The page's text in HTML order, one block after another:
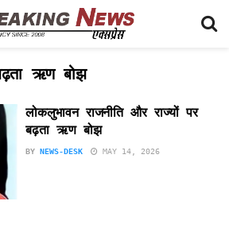
ऋण बोझ
लोकलुभावन राजनीति और राज्यों पर
बढ़ता ऋण बोझ
BY NEWS-DESK MAY 14, 2026